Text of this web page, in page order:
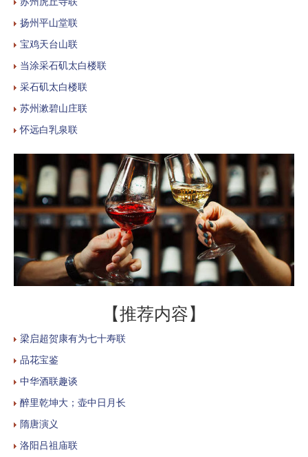
扬州平山堂联
宝鸡天台山联
当涂采石矶太白楼联
采石矶太白楼联
苏州漱碧山庄联
怀远白乳泉联
【推荐内容】
梁启超贺康有为七十寿联
品花宝鉴
中华酒联趣谈
醉里乾坤大；壶中日月长
隋唐演义
洛阳吕祖庙联